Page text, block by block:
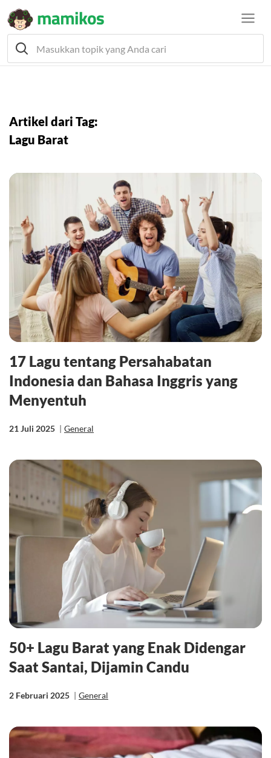
Artikel dari Tag:
Lagu Barat
17 Lagu tentang Persahabatan
Indonesia dan Bahasa Inggris yang
Menyentuh
21 Juli 2025 | General
50+ Lagu Barat yang Enak Didengar
Saat Santai, Dijamin Candu
2 Februari 2025 | General